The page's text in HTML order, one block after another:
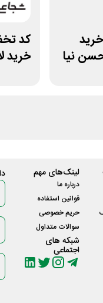
خرید
نیا
خرید
لینک‌های مهم
درباره ما
قوانین استفاده
حریم خصوصی
سوالات متداول
شبکه های
اجتماعی